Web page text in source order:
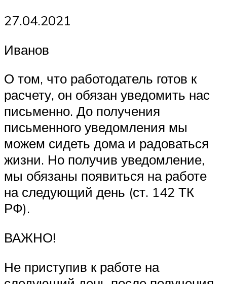
27.04.2021
Иванов
О том, что работодатель готов к
расчету, он обязан уведомить нас
письменно. До получения
письменного уведомления мы
можем сидеть дома и радоваться
жизни. Но получив уведомление,
мы обязаны появиться на работе
на следующий день (ст. 142 ТК
РФ).
ВАЖНО!
Не приступив к работе на